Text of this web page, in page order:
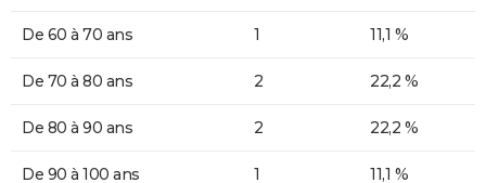
De 60 à 70 ans 1 11,1 %
De 70 à 80 ans 2 22,2 %
De 80 à 90 ans 2 22,2 %
De 90 à 100 ans 1 11,1 %